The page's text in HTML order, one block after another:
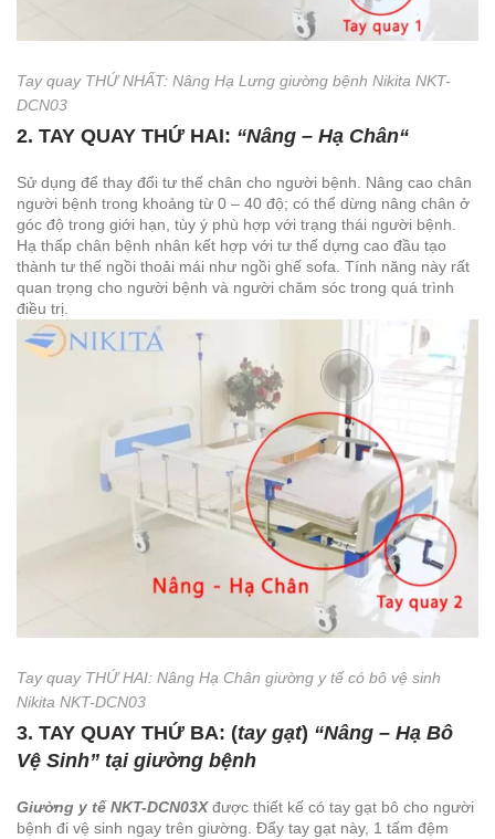
Tay quay THỨ NHẤT: Nâng Hạ Lưng giường bệnh Nikita NKT-
DCN03
2. TAY QUAY THỨ HAI: “Nâng – Hạ Chân“
Sử dụng để thay đổi tư thế chân cho người bệnh. Nâng cao chân
người bệnh trong khoảng từ 0 – 40 độ; có thể dừng nâng chân ở
góc độ trong giới hạn, tùy ý phù hợp với trạng thái người bệnh.
Hạ thấp chân bệnh nhân kết hợp với tư thế dựng cao đầu tạo
thành tư thế ngồi thoải mái như ngồi ghế sofa. Tính năng này rất
quan trọng cho người bệnh và người chăm sóc trong quá trình
điều trị.
Tay quay THỨ HAI: Nâng Hạ Chân giường y tế có bô vệ sinh
Nikita NKT-DCN03
3. TAY QUAY THỨ BA: (tay gạt) “Nâng – Hạ Bô
Vệ Sinh” tại giường bệnh
Giường y tế NKT-DCN03Xđược thiết kế có tay gạt bô cho người
bệnh đi vệ sinh ngay trên giường. Đẩy tay gạt này, 1 tấm đệm